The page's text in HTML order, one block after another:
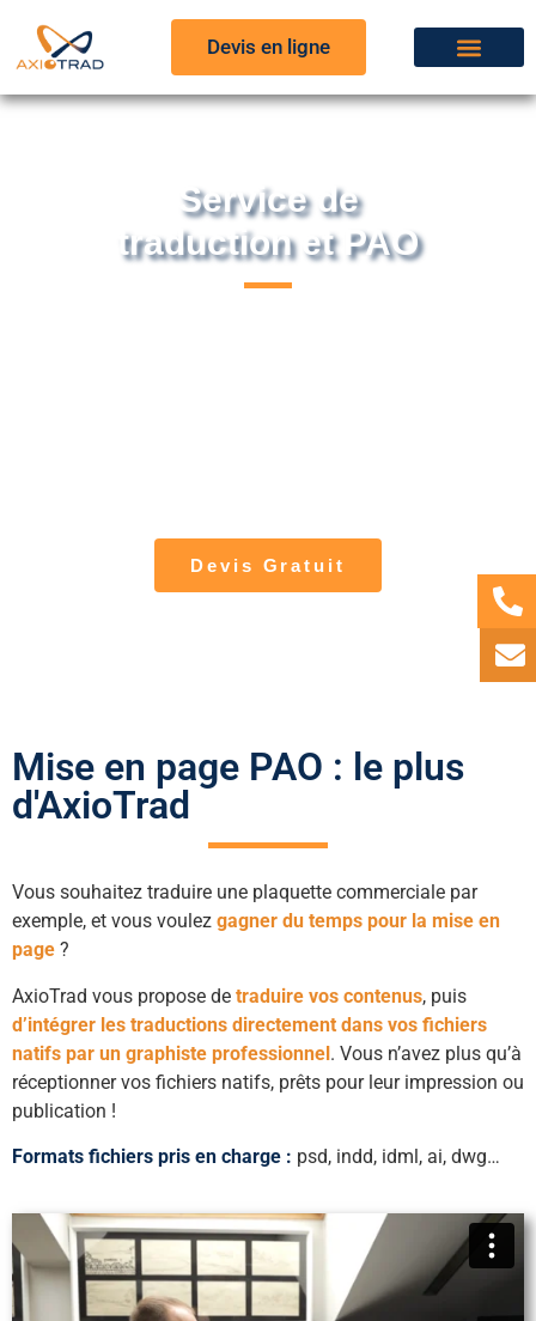
Devis en ligne
Service de
traduction et PAO
Devis Gratuit
Mise en page PAO : le plus
d'AxioTrad
Vous souhaitez traduire une plaquette commerciale par
exemple, et vous voulez gagner du temps pour la mise en
page ?
AxioTrad vous propose de traduire vos contenus, puis
d’intégrer les traductions directement dans vos fichiers
natifs par un graphiste professionnel. Vous n’avez plus qu’à
réceptionner vos fichiers natifs, prêts pour leur impression ou
publication !
Formats fichiers pris en charge : psd, indd, idml, ai, dwg…